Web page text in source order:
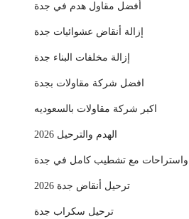
أفضل مقاول هدم في جدة
إزالة أنقاض عشوائيات جدة
إزالة مخلفات البناء جدة
افضل شركة مقاولات بجدة
اكبر شركة مقاولات بالسعوديه
الهدم والترحيل 2026
واستراحات مع تشطيب كامل في جدة
ترحيل أنقاض جدة 2026
ترحيل سكراب جدة